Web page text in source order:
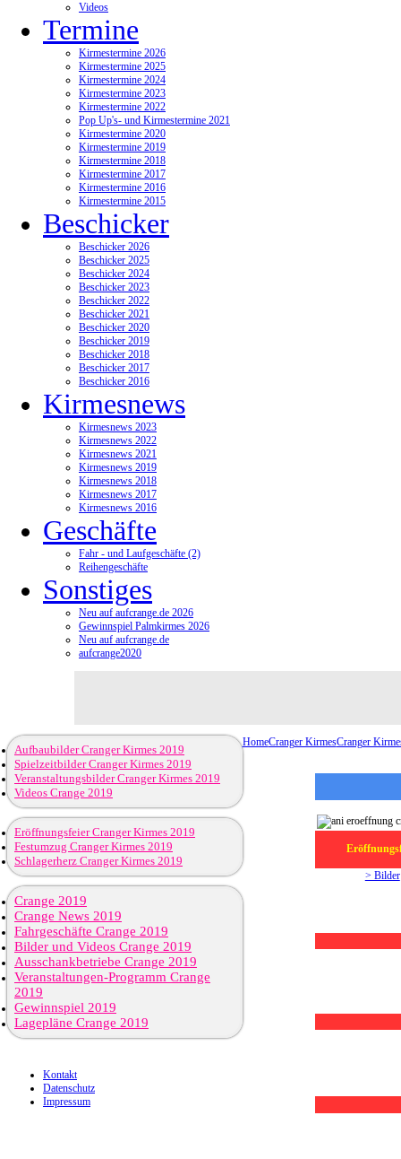
Videos
Termine
Kirmestermine 2026
Kirmestermine 2025
Kirmestermine 2024
Kirmestermine 2023
Kirmestermine 2022
Pop Up's- und Kirmestermine 2021
Kirmestermine 2020
Kirmestermine 2019
Kirmestermine 2018
Kirmestermine 2017
Kirmestermine 2016
Kirmestermine 2015
Beschicker
Beschicker 2026
Beschicker 2025
Beschicker 2024
Beschicker 2023
Beschicker 2022
Beschicker 2021
Beschicker 2020
Beschicker 2019
Beschicker 2018
Beschicker 2017
Beschicker 2016
Kirmesnews
Kirmesnews 2023
Kirmesnews 2022
Kirmesnews 2021
Kirmesnews 2019
Kirmesnews 2018
Kirmesnews 2017
Kirmesnews 2016
Geschäfte
Fahr - und Laufgeschäfte (2)
Reihengeschäfte
Sonstiges
Neu auf aufcrange.de 2026
Gewinnspiel Palmkirmes 2026
Neu auf aufcrange.de
aufcrange2020
HomeCranger KirmesCranger
> Bilder
Aufbaubilder Cranger Kirmes 2019
Spielzeitbilder Cranger Kirmes 2019
Veranstaltungsbilder Cranger Kirmes 2019
Videos Crange 2019
Eröffnungsfeier Cranger Kirmes 2019
Festumzug Cranger Kirmes 2019
Schlagerherz Cranger Kirmes 2019
Crange 2019
Crange News 2019
Fahrgeschäfte Crange 2019
Bilder und Videos Crange 2019
Ausschankbetriebe Crange 2019
Veranstaltungen-Programm Crange
2019
Gewinnspiel 2019
Lagepläne Crange 2019
Kontakt
Datenschutz
Impressum